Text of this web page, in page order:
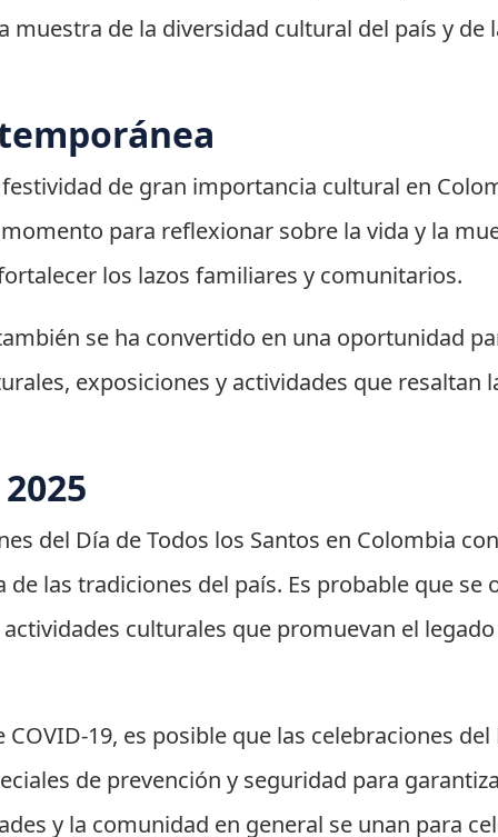
muestra de la diversidad cultural del país y de
de gran importancia cultural en
para reflexionar sobre la vida y la
los lazos familiares y comunitarios.
se ha convertido en una oportunidad
exposiciones y actividades que resaltan
del Día de Todos los Santos en Colombia
las tradiciones del país. Es probable que se
culturales que promuevan el
19, es posible que las celebraciones del
de prevención y seguridad para
y la comunidad en general se unan para